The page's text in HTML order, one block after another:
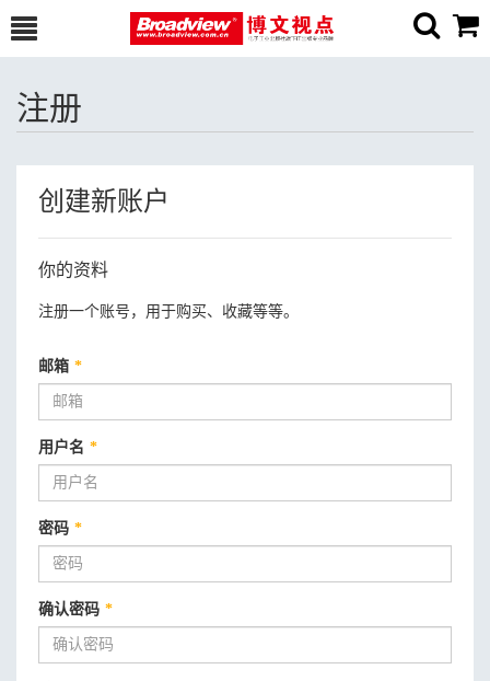
注册
创建新账户
你的资料
注册一个账号，用于购买、收藏等等。
邮箱 *
用户名 *
密码 *
确认密码 *